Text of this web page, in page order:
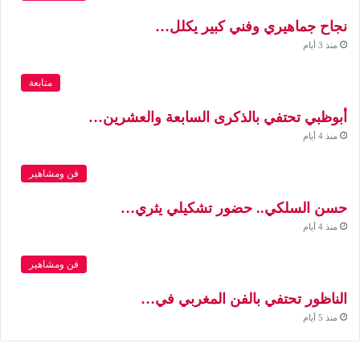
نجاح جماهيري وفني كبير يكلل…
منذ 3 أيام
متابعة
أبوظبي تحتفي بالذكرى السابعة والعشرين…
منذ 4 أيام
فن ومشاهير
حسن السلكي.. حضور تشكيلي يثري…
منذ 4 أيام
فن ومشاهير
الناظور تحتفي بالفن المغربي في…
منذ 5 أيام